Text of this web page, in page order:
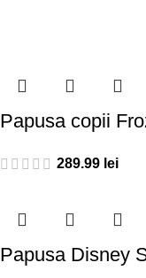
Papusa copii
289.99 lei
Papusa Disney